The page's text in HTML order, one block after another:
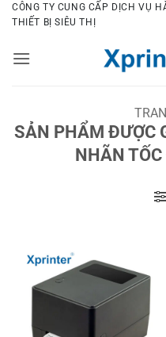
Bỏ
qua
dung
CÔNG TY CUNG CẤP DỊCH VỤ
THIẾT BỊ SIÊU THỊ
SẢN PHẨM ĐƯỢC
NHÃN